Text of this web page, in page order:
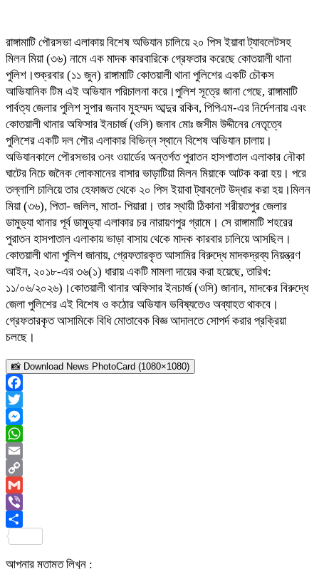
রাঙ্গামাটি পৌরসভা এলাকায় বিশেষ অভিযান চালিয়ে ২০ পিস ইয়াবা ট্যাবলেটসহ
মিলন মিয়া (৩৬) নামে এক মাদক কারবারিকে গ্রেফতার করেছে কোতয়ালী থানা
পুলিশ।​শুক্রবার (১১ জুন) রাঙ্গামাটি কোতয়ালী থানা পুলিশের একটি চৌকস
আভিযানিক টিম এই অভিযান পরিচালনা করে।​পুলিশ সূত্রে জানা গেছে, রাঙ্গামাটি
পার্বত্য জেলার পুলিশ সুপার জনাব মুহম্মদ আব্দুর রকিব, পিপিএম-এর নির্দেশনায় এবং
কোতয়ালী থানার অফিসার ইনচার্জ (ওসি) জনাব মোঃ জসীম উদ্দীনের নেতৃত্বে
পুলিশের একটি দল পৌর এলাকার বিভিন্ন স্থানে বিশেষ অভিযান চালায়।
অভিযানকালে পৌরসভার ৩নং ওয়ার্ডের অন্তর্গত পুরাতন হাসপাতাল এলাকার নৌকা
ঘাটের নিচে জনৈক লোকমানের বাসার ভাড়াটিয়া মিলন মিয়াকে আটক করা হয়। পরে
তল্লাশি চালিয়ে তার হেফাজত থেকে ২০ পিস ইয়াবা ট্যাবলেট উদ্ধার করা হয়।মিলন
মিয়া (৩৬), পিতা- জলিল, মাতা- পিয়ারা। তার স্থায়ী ঠিকানা শরীয়তপুর জেলার
ডামুড্যা থানার পূর্ব ডামুড্যা এলাকার চর নারায়ণপুর গ্রামে। সে রাঙ্গামাটি শহরের
পুরাতন হাসপাতাল এলাকায় ভাড়া বাসায় থেকে মাদক কারবার চালিয়ে আসছিল।
​কোতয়ালী থানা পুলিশ জানায়, গ্রেফতারকৃত আসামির বিরুদ্ধে মাদকদ্রব্য নিয়ন্ত্রণ
আইন, ২০১৮-এর ৩৬(১) ধারায় একটি মামলা দায়ের করা হয়েছে, তারিখ:
১১/০৬/২০২৬)।​কোতয়ালী থানার অফিসার ইনচার্জ (ওসি) জানান, মাদকের বিরুদ্ধে
জেলা পুলিশের এই বিশেষ ও কঠোর অভিযান ভবিষ্যতেও অব্যাহত থাকবে।
গ্রেফতারকৃত আসামিকে বিধি মোতাবেক বিজ্ঞ আদালতে সোপর্দ করার প্রক্রিয়া
চলছে।
📸 Download News PhotoCard (1080×1080)
Facebook
Twitter
Messenger
WhatsApp
Email
Copy
Link
Gmail
Viber
আপনার মতামত লিখুন :